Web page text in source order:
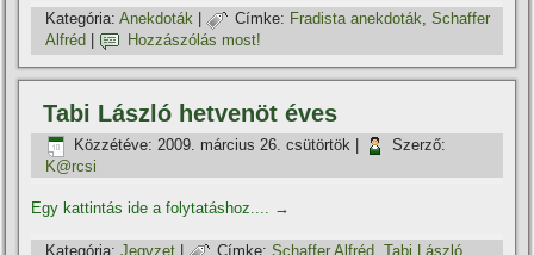
Kategória: Anekdoták | Címke: Fradista anekdoták,Schaffer
Alfréd
Hozzászólás most!
Tabi László hetvenöt éves
Közzétéve: 2009. március 26. csütörtök
Szerző:
K@rcsi
Egy kattintás ide a folytatáshoz.... →
Kategória: Jegyzet | Címke: Schaffer Alfréd,Tabi László,